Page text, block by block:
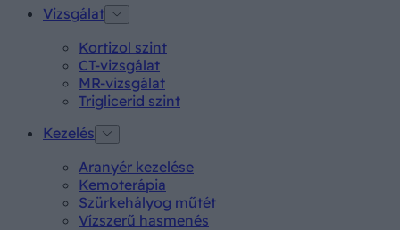
Vizsgálat
Kortizol szint
CT-vizsgálat
MR-vizsgálat
Triglicerid szint
Kezelés
Aranyér kezelése
Kemoterápia
Szürkehályog műtét
Vízszerű hasmenés